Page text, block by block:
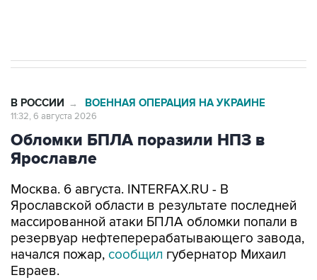
В РОССИИ → ВОЕННАЯ ОПЕРАЦИЯ НА УКРАИНЕ
11:32, 6 августа 2026
Обломки БПЛА поразили НПЗ в
Ярославле
Москва. 6 августа. INTERFAX.RU - В
Ярославской области в результате последней
массированной атаки БПЛА обломки попали в
резервуар нефтеперерабатывающего завода,
начался пожар, сообщил губернатор Михаил
Евраев.